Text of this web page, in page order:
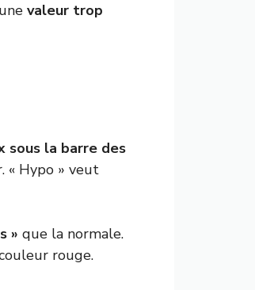
valeur trop
sous la barre des
« Hypo » veut
» que la normale.
rouge.